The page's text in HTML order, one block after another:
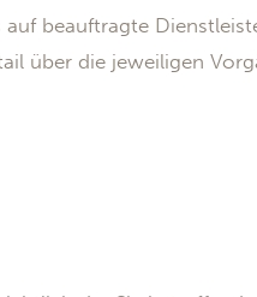
beauftragte
über die jeweiligen